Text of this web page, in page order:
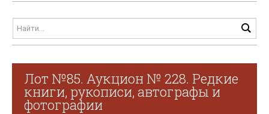
Лот №85. Аукцион № 228. Редкие
книги, рукописи, автографы и
фотографии